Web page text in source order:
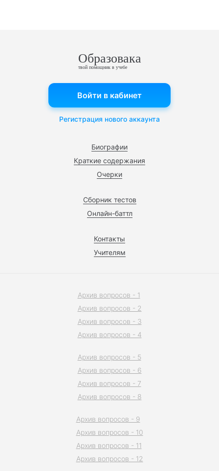
Образовака
твой помощник в учебе
Биографии
Краткие содержания
Очерки
Сборник тестов
Онлайн-баттл
Контакты
Учителям
Войти в кабинет
Регистрация нового аккаунта
Архив вопросов - 1
Архив вопросов - 2
Архив вопросов - 3
Архив вопросов - 4
Архив вопросов - 5
Архив вопросов - 6
Архив вопросов - 7
Архив вопросов - 8
Архив вопросов - 9
Архив вопросов - 10
Архив вопросов - 11
Архив вопросов - 12